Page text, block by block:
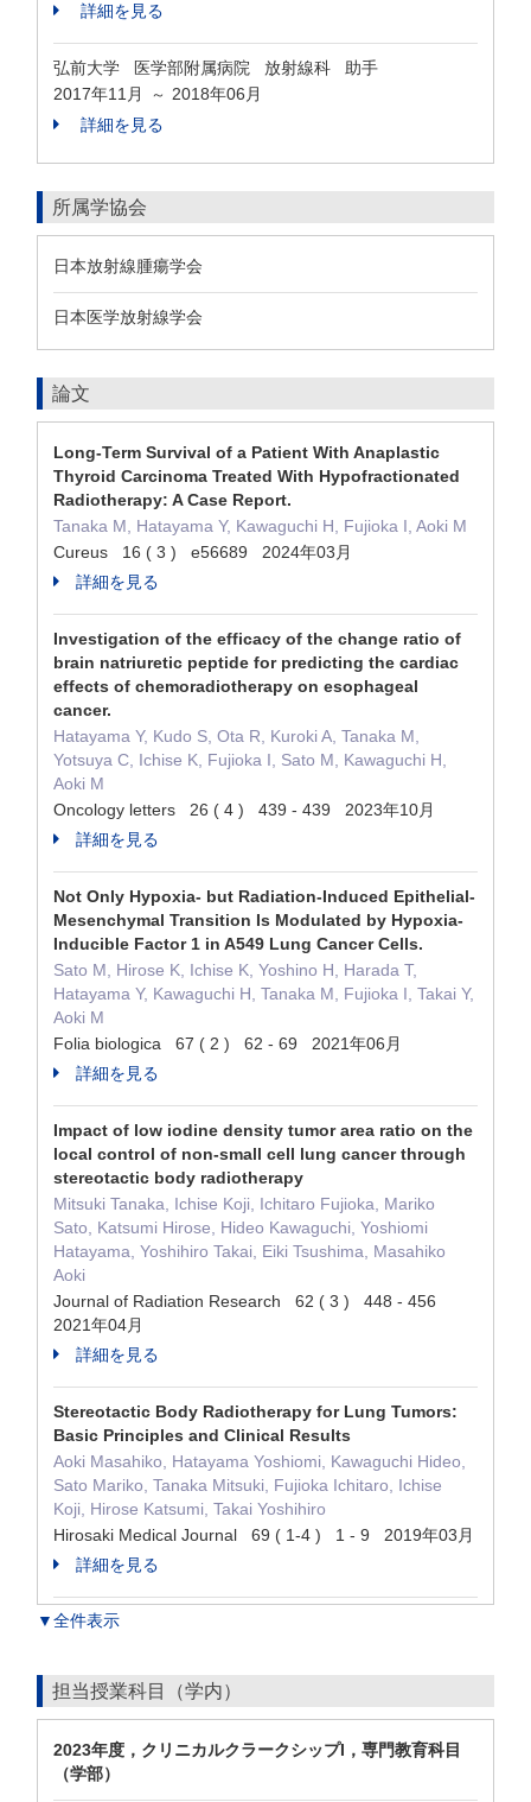
詳細を見る
弘前大学 医学部附属病院 放射線科 助手
2017年11月
～ 2018年06月
詳細を見る
所属学協会
日本放射線腫瘍学会
日本医学放射線学会
論文
Long-Term Survival of a Patient With Anaplastic
Thyroid Carcinoma Treated With Hypofractionated
Radiotherapy: A Case Report.
Tanaka M, Hatayama Y, Kawaguchi H, Fujioka I, Aoki M
Cureus 16 ( 3 ) e56689 2024年03月
詳細を見る
Investigation of the efficacy of the change ratio of
brain natriuretic peptide for predicting the cardiac
effects of chemoradiotherapy on esophageal
cancer.
Hatayama Y, Kudo S, Ota R, Kuroki A, Tanaka M,
Yotsuya C, Ichise K, Fujioka I, Sato M, Kawaguchi H,
Aoki M
Oncology letters 26 ( 4 ) 439 - 439 2023年10月
詳細を見る
Not Only Hypoxia- but Radiation-Induced Epithelial-
Mesenchymal Transition Is Modulated by Hypoxia-
Inducible Factor 1 in A549 Lung Cancer Cells.
Sato M, Hirose K, Ichise K, Yoshino H, Harada T,
Hatayama Y, Kawaguchi H, Tanaka M, Fujioka I, Takai Y,
Aoki M
Folia biologica 67 ( 2 ) 62 - 69 2021年06月
詳細を見る
Impact of low iodine density tumor area ratio on the
local control of non-small cell lung cancer through
stereotactic body radiotherapy
Mitsuki Tanaka, Ichise Koji, Ichitaro Fujioka, Mariko
Sato, Katsumi Hirose, Hideo Kawaguchi, Yoshiomi
Hatayama, Yoshihiro Takai, Eiki Tsushima, Masahiko
Aoki
Journal of Radiation Research 62 ( 3 ) 448 - 456
2021年04月
詳細を見る
Stereotactic Body Radiotherapy for Lung Tumors:
Basic Principles and Clinical Results
Aoki Masahiko, Hatayama Yoshiomi, Kawaguchi Hideo,
Sato Mariko, Tanaka Mitsuki, Fujioka Ichitaro, Ichise
Koji, Hirose Katsumi, Takai Yoshihiro
Hirosaki Medical Journal 69 ( 1-4 ) 1 - 9 2019年03月
詳細を見る
▼全件表示
担当授業科目（学内）
2023年度，クリニカルクラークシップI，専門教育科目
（学部）